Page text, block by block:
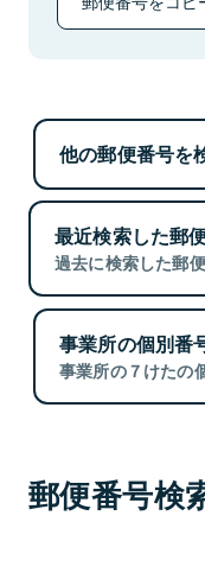
他の郵便番号を
最近検索した郵
過去に検索した郵
事業所の個別番
事業所の７けたの
郵便番号検